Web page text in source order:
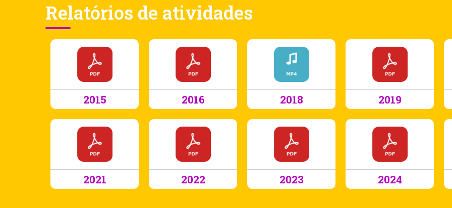
Relatórios de atividades
2015 2016 2018 2019
2021 2022 2023 2024